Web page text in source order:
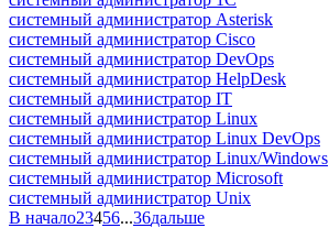
системный администратор Asterisk
системный администратор Cisco
системный администратор DevOps
системный администратор HelpDesk
системный администратор IT
системный администратор Linux
системный администратор Linux DevOps
системный администратор Linux/Windows
системный администратор Microsoft
системный администратор Unix
В начало23456...36дальше